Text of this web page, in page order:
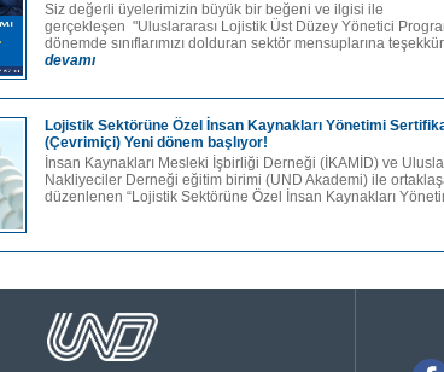
Siz değerli üyelerimizin büyük bir beğeni ve ilgisi ile
gerçekleşen "Uluslararası Lojistik Üst Düzey Yönetici
dönemde sınıflarımızı dolduran sektör mensuplarına
devamı
Lojistik Sektörüne Özel İnsan Kaynakları Yönetimi
(Çevrimiçi) Yeni dönem başlıyor!
İnsan Kaynakları Mesleki İşbirliği Derneği (İKAMİD) ve
Nakliyeciler Derneği eğitim birimi (UND Akademi) ile
düzenlenen “Lojistik Sektörüne Özel İnsan Kaynakları